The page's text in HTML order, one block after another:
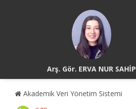
Arş. Gör. ERVA NUR SAHİP
Akademik Veri Yönetim Sistemi